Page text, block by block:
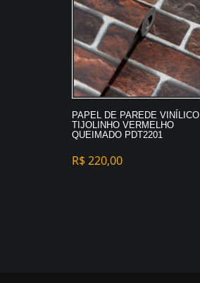
PAPEL DE PAREDE VINÍLICO
TIJOLINHO VERMELHO
QUEIMADO PDT2201
R$ 220,00